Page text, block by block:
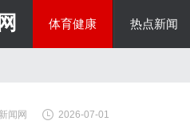
体育健康 热点新闻
闻网 2026-07-01